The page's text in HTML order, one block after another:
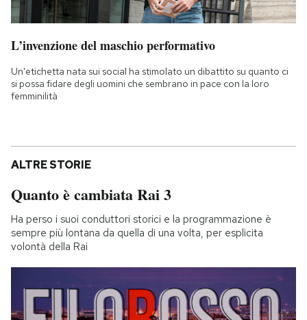
L’invenzione del maschio performativo
Un'etichetta nata sui social ha stimolato un dibattito su quanto ci
si possa fidare degli uomini che sembrano in pace con la loro
femminilità
ALTRE STORIE
Quanto è cambiata Rai 3
Ha perso i suoi conduttori storici e la programmazione è
sempre più lontana da quella di una volta, per esplicita
volontà della Rai